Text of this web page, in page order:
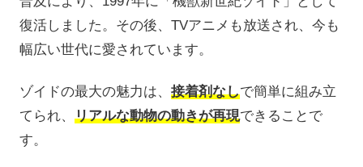
復活しました。その後、TVアニメも放送され、今も
幅広い世代に愛されています。
ゾイドの最大の魅力は、 接着剤なしで簡単に組み立
てられ、 リアルな動物の動きが再現できることで
す。